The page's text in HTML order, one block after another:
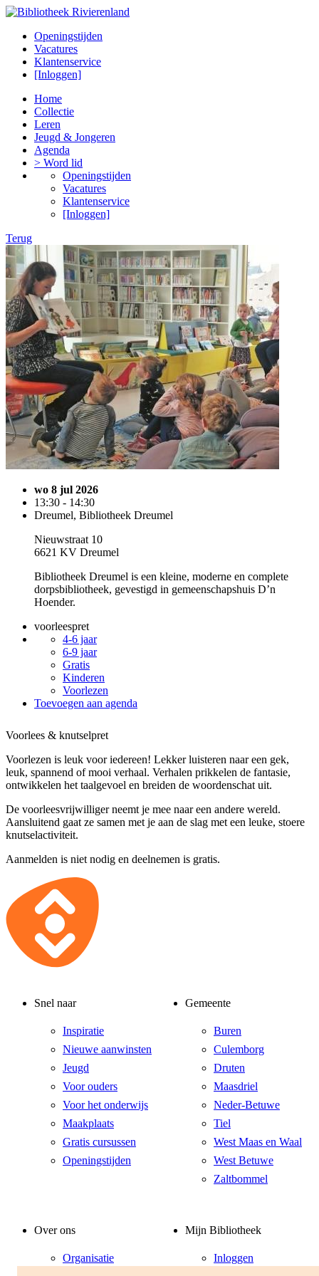
Openingstijden
Vacatures
Klantenservice
[Inloggen]
Home
Collectie
Leren
Jeugd & Jongeren
Agenda
> Word lid
Openingstijden
Vacatures
Klantenservice
[Inloggen]
Terug
wo 8 jul 2026
13:30 - 14:30
Dreumel, Bibliotheek Dreumel
Nieuwstraat 10
6621 KV Dreumel
Bibliotheek Dreumel is een kleine, moderne en complete
dorpsbibliotheek, gevestigd in gemeenschapshuis D’n
Hoender.
voorleespret
4-6 jaar
6-9 jaar
Gratis
Kinderen
Voorlezen
Toevoegen aan agenda
Voorlees & knutselpret
Voorlezen is leuk voor iedereen! Lekker luisteren naar een gek,
leuk, spannend of mooi verhaal. Verhalen prikkelen de fantasie,
ontwikkelen het taalgevoel en breiden de woordenschat uit.
De voorleesvrijwilliger neemt je mee naar een andere wereld.
Aansluitend gaat ze samen met je aan de slag met een leuke, stoere
knutselactiviteit.
Aanmelden is niet nodig en deelnemen is gratis.
Snel naar
Inspiratie
Nieuwe aanwinsten
Jeugd
Voor ouders
Voor het onderwijs
Maakplaats
Gratis cursussen
Openingstijden
Gemeente
Buren
Culemborg
Druten
Maasdriel
Neder-Betuwe
Tiel
West Maas en Waal
West Betuwe
Zaltbommel
Over ons
Organisatie
Mijn Bibliotheek
Inloggen